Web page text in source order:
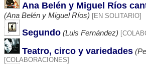
Ana Belén y Miguel Ríos
(Ana Belén y Miguel Ríos) [EN SOLITARIO]
Segundo (Luis Fernández)
Teatro, circo y variedades
[COLABORACIONES]